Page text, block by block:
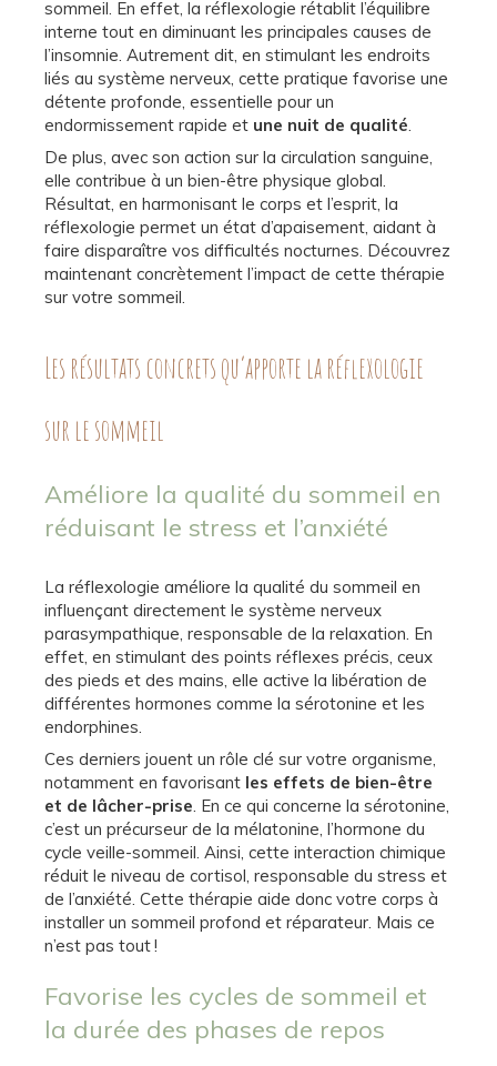
sommeil. En effet, la réflexologie rétablit l’équilibre
interne tout en diminuant les principales causes de
l’insomnie. Autrement dit, en stimulant les endroits
liés au système nerveux, cette pratique favorise une
détente profonde, essentielle pour un
endormissement rapide et une nuit de qualité
De plus, avec son action sur la circulation sanguine,
elle contribue à un bien-être physique global.
Résultat, en harmonisant le corps et l’esprit, la
réflexologie permet un état d’apaisement, aidant à
faire disparaître vos difficultés nocturnes. Découvrez
maintenant concrètement l’impact de cette thérapie
sur votre sommeil.
Les résultats concrets qu’apporte la réflexologie
sur le sommeil
Améliore la qualité du sommeil en
réduisant le stress et l’anxiété
La réflexologie améliore la qualité du sommeil en
influençant directement le système nerveux
parasympathique, responsable de la relaxation. En
effet, en stimulant des points réflexes précis, ceux
des pieds et des mains, elle active la libération de
différentes hormones comme la sérotonine et les
endorphines.
Ces derniers jouent un rôle clé sur votre organisme,
notamment en favorisant les effets de bien-être
et de lâcher-prise . En ce qui concerne la sérotonine,
c’est un précurseur de la mélatonine, l’hormone du
cycle veille-sommeil. Ainsi, cette interaction chimique
réduit le niveau de cortisol, responsable du stress et
de l’anxiété. Cette thérapie aide donc votre corps à
installer un sommeil profond et réparateur. Mais ce
n’est pas tout !
Favorise les cycles de sommeil et
la durée des phases de repos